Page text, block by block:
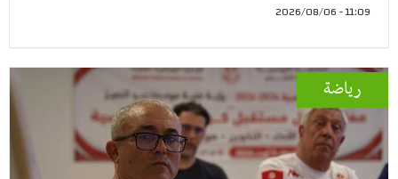
11:09 - 2026/08/06
رياضة